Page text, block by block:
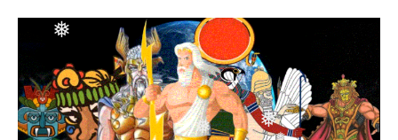
❅
❅
❅